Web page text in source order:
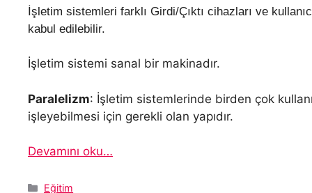
İşletim sistemleri farklı Girdi/Çıktı cihazları ve
kabul edilebilir.
İşletim sistemi sanal bir makinadır.
Paralelizm: İşletim sistemlerinde birden çok
işleyebilmesi için gerekli olan yapıdır.
Devamını oku…
Kategoriler
Eğitim